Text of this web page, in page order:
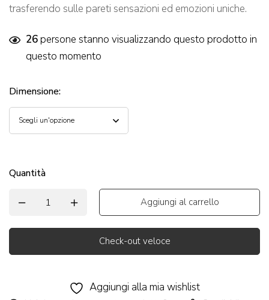
trasferendo sulle pareti sensazioni ed emozioni uniche.
26persone stanno visualizzando questo prodotto in
questo momento
Dimensione:
Quantità
Aggiungi al carrello
Check-out veloce
Aggiungi alla mia wishlist